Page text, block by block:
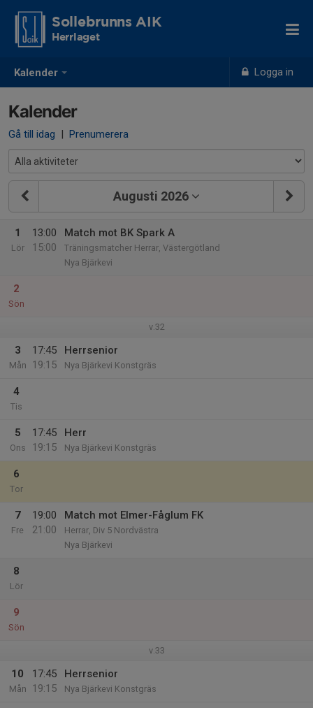
Kalender Logga in
Sollebrunns AIK
Herrlaget
Kalender
Gå till idag | Prenumerera
Augusti 2026
1
Lör
13:00
15:00
Match mot BK Spark A
Träningsmatcher Herrar, Västergötland
Nya Bjärkevi
2
Sön
v.32
3
Mån
17:45
19:15
Herrsenior
Nya Bjärkevi Konstgräs
4
Tis
5
Ons
17:45
19:15
Herr
Nya Bjärkevi Konstgräs
6
Tor
7
Fre
19:00
21:00
Match mot Elmer-Fåglum FK
Herrar, Div 5 Nordvästra
Nya Bjärkevi
8
Lör
9
Sön
v.33
10
Mån
17:45
19:15
Herrsenior
Nya Bjärkevi Konstgräs